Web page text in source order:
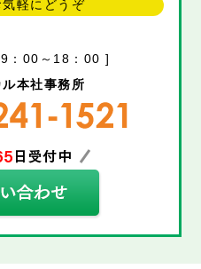
軽にどうぞ
：00～18：00 ]
本社事務所